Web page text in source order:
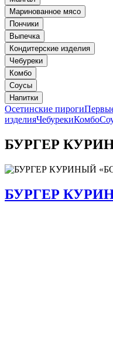
Маринованное мясо
Пончики
Выпечка
Кондитерские изделия
Чебуреки
Комбо
Соусы
Напитки
Осетинские пироги
изделияЧебурекиКомбо
БУРГЕР
БУРГЕР